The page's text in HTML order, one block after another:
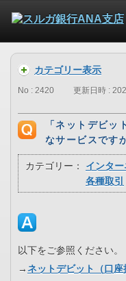
カテゴリー表示
No : 2420 更新日時 :
「ネットデビッ
なサービスです
カテゴリー：
インタ
各種取引
以下をご参照ください。
→ネットデビット（口座